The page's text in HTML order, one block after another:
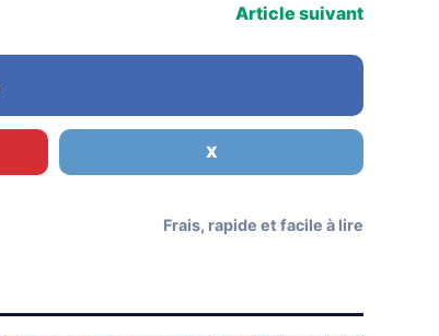
Article suivant
X
Frais, rapide et facile à lire